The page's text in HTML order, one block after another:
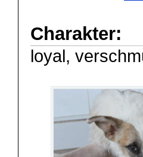
Charakter:
loyal,